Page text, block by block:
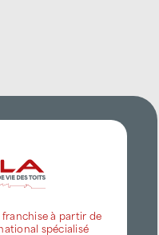
à partir de
spécialisé